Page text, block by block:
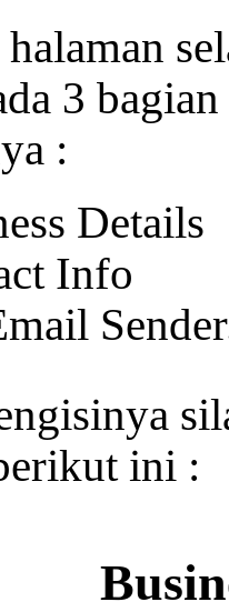
3
:
Details
Info
ini :